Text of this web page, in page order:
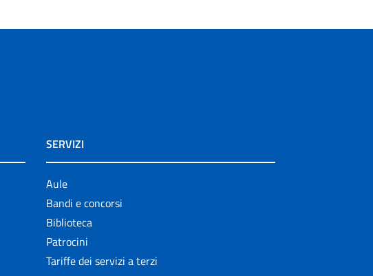
SERVIZI
Aule
Bandi e concorsi
Biblioteca
Patrocini
Tariffe dei servizi a terzi